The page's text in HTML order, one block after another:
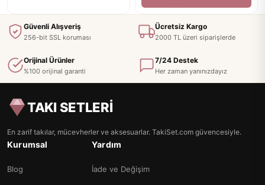
Güvenli Alışveriş
256-bit SSL koruması
Ücretsiz Kargo
2000 TL üzeri siparişlerde
Orijinal Ürünler
%100 orijinal garanti
7/24 Destek
Her zaman yanınızdayız
TAKI SETLERİ
En zarif takılar, mücevherler ve aksesuarlar. TakiSet.com güvencesiyle.
Kurumsal
Blog
Yardım
İade ve Değişim